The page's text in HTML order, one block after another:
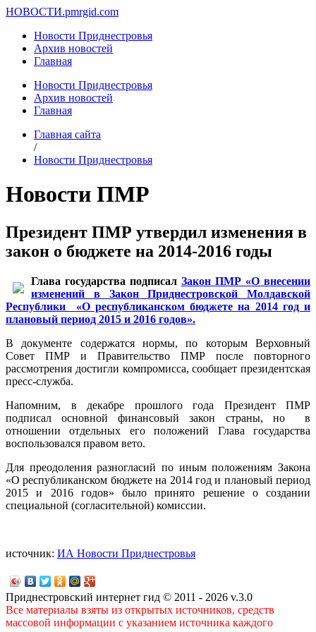
НОВОСТИ.pmrgid.com
Новости Приднестровья
Архив новостей
Главная
Новости Приднестровья
Архив новостей
Главная
Главная сайта
/
Новости Приднестровья
Новости ПМР
Президент ПМР утвердил изменения в
закон о бюджете на 2014-2016 годы
Глава государства подписал Закон ПМР «О внесении
изменений в Закон Приднестровской Молдавской
Республики «О республиканском бюджете на 2014 год и
плановый период 2015 и 2016 годов».
В документе содержатся нормы, по которым Верховный
Совет ПМР и Правительство ПМР после повторного
рассмотрения достигли компромисса, сообщает президентская
пресс-служба.
Напомним, в декабре прошлого года Президент ПМР
подписал основной финансовый закон страны, но в
отношении отдельных его положений Глава государства
воспользовался правом вето.
Для преодоления разногласий по иным положениям Закона
«О республиканском бюджете на 2014 год и плановый период
2015 и 2016 годов» было принято решение о создании
специальной (согласительной) комиссии.
источник: ИА Новости Приднестровья
Приднестровский интернет гид © 2011 - 2026 v.3.0
Все материалы взяты из открытых источников, средств
массовой информации с указанием источника каждого